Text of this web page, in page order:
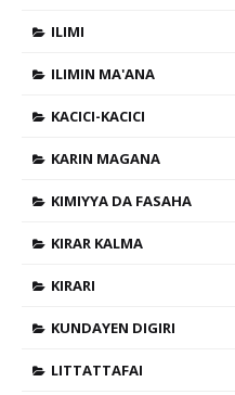
ILIMI
ILIMIN MA'ANA
KACICI-KACICI
KARIN MAGANA
KIMIYYA DA FASAHA
KIRAR KALMA
KIRARI
KUNDAYEN DIGIRI
LITTATTAFAI